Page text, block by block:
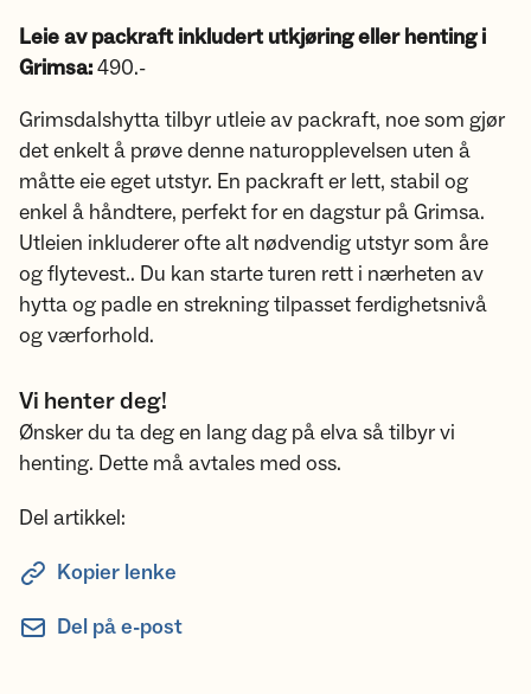
Leie av packraft inkludert utkjøring eller henting i
Grimsa:490.-
Grimsdalshytta tilbyr utleie av packraft, noe som gjør
det enkelt å prøve denne naturopplevelsen uten å
måtte eie eget utstyr. En packraft er lett, stabil og
enkel å håndtere, perfekt for en dagstur på Grimsa.
Utleien inkluderer ofte alt nødvendig utstyr som åre
og flytevest.. Du kan starte turen rett i nærheten av
hytta og padle en strekning tilpasset ferdighetsnivå
og værforhold.
Vi henter deg!
Ønsker du ta deg en lang dag på elva så tilbyr vi
henting. Dette må avtales med oss.
Del artikkel:
Kopier lenke
Del på e-post